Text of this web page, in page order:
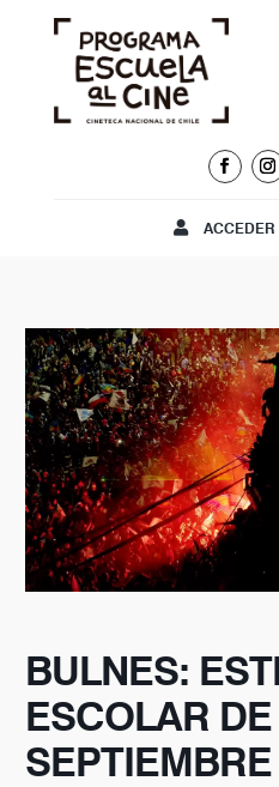
ACCEDER
BULNES:
ESCOLAR DE
SEPTIEMBRE